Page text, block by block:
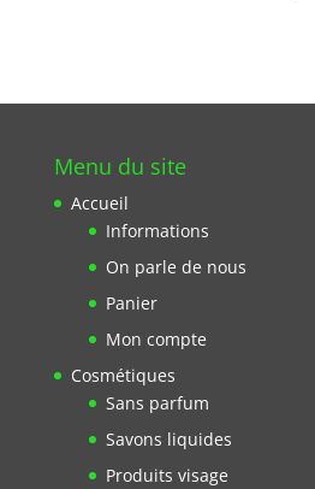
Menu du site
Accueil
Informations
On parle de nous
Panier
Mon compte
Cosmétiques
Sans parfum
Savons liquides
Produits visage